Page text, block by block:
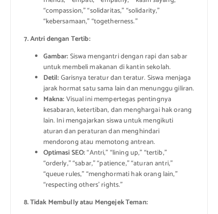
“compassion,” “solidaritas,” “solidarity,”
“kebersamaan,” “togetherness.”
7. Antri dengan Tertib:
Gambar:Siswa mengantri dengan rapi dan sabar
untuk membeli makanan di kantin sekolah.
Detil:Garisnya teratur dan teratur. Siswa menjaga
jarak hormat satu sama lain dan menunggu giliran.
Makna:Visual ini mempertegas pentingnya
kesabaran, ketertiban, dan menghargai hak orang
lain. Ini mengajarkan siswa untuk mengikuti
aturan dan peraturan dan menghindari
mendorong atau memotong antrean.
Optimasi SEO:“Antri,” “lining up,” “tertib,”
“orderly,” “sabar,” “patience,” “aturan antri,”
“queue rules,” “menghormati hak orang lain,”
“respecting others’ rights.”
8. Tidak Membully atau Mengejek Teman: